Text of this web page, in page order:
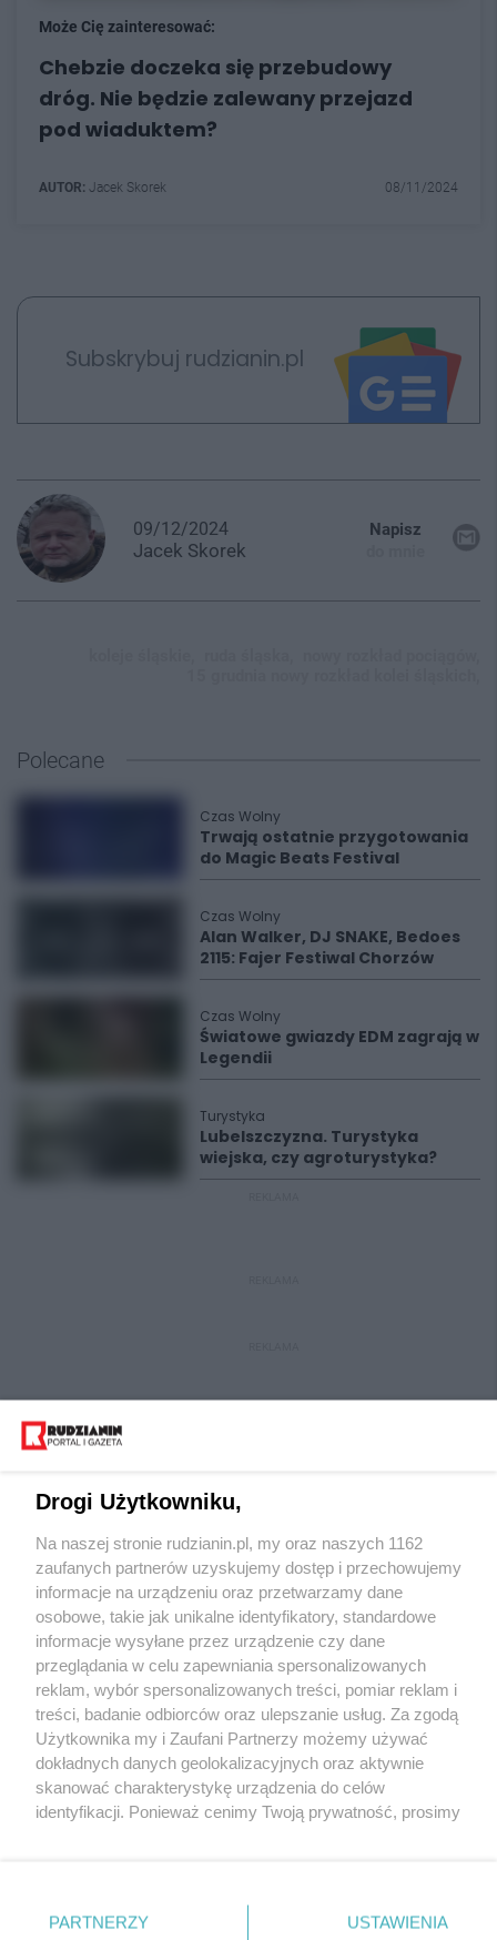
Może Cię zainteresować:
Chebzie doczeka się przebudowy
dróg. Nie będzie zalewany przejazd
pod wiaduktem?
AUTOR: Jacek Skorek 08/11/2024
Subskrybuj rudzianin.pl
09/12/2024
Jacek Skorek
Napisz
Polecane
Czas Wolny
Trwają ostatnie przygotowania
do Magic Beats Festival
Czas Wolny
Alan Walker, DJ SNAKE, Bedoes
2115: Fajer Festiwal Chorzów
Czas Wolny
Światowe gwiazdy EDM zagrają w
Legendii
Turystyka
Lubelszczyzna. Turystyka
wiejska, czy agroturystyka?
Wydawca mediów lokalnych
Nie zapomnij
zapoznać się z:
polityką prywatności regulamin korzystania z portali
Twojemiasto
Piekary Śląskie
Chorzów
Tarnowskie Góry
Gliwice
Skontakuj sięz nami
Kontakt
Wydawca
Redakcja
Drogi Użytkowniku,
Na naszej stronie rudzianin.pl, my oraz naszych 1162
zaufanych partnerów uzyskujemy dostęp i przechowujemy
informacje na urządzeniu oraz przetwarzamy dane
osobowe, takie jak unikalne identyfikatory, standardowe
informacje wysyłane przez urządzenie czy dane
przeglądania w celu zapewniania spersonalizowanych
reklam, wybór spersonalizowanych treści, pomiar reklam i
treści, badanie odbiorców oraz ulepszanie usług. Za zgodą
Użytkownika my i Zaufani Partnerzy możemy używać
dokładnych danych geolokalizacyjnych oraz aktywnie
skanować charakterystykę urządzenia do celów
identyfikacji. Ponieważ cenimy Twoją prywatność, prosimy
prywatności znajdujący się w lewym dolnym rogu strony
PARTNERZY USTAWIENIA